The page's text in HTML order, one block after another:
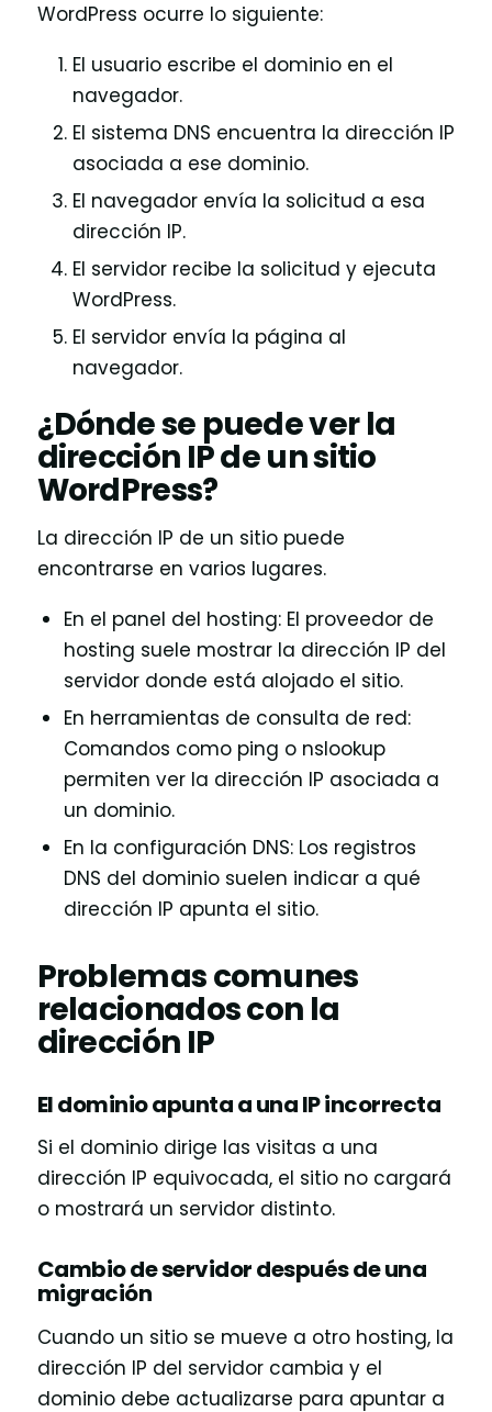
WordPress ocurre lo siguiente:
El usuario escribe el dominio en el
navegador.
El sistema DNS encuentra la dirección IP
asociada a ese dominio.
El navegador envía la solicitud a esa
dirección IP.
El servidor recibe la solicitud y ejecuta
WordPress.
El servidor envía la página al
navegador.
¿Dónde se puede ver la
dirección IP de un sitio
WordPress?
La dirección IP de un sitio puede
encontrarse en varios lugares.
En el panel del hosting: El proveedor de
hosting suele mostrar la dirección IP del
servidor donde está alojado el sitio.
En herramientas de consulta de red:
Comandos como ping o nslookup
permiten ver la dirección IP asociada a
un dominio.
En la configuración DNS: Los registros
DNS del dominio suelen indicar a qué
dirección IP apunta el sitio.
Problemas comunes
relacionados con la
dirección IP
El dominio apunta a una IP incorrecta
Si el dominio dirige las visitas a una
dirección IP equivocada, el sitio no cargará
o mostrará un servidor distinto.
Cambio de servidor después de una
migración
Cuando un sitio se mueve a otro hosting, la
dirección IP del servidor cambia y el
dominio debe actualizarse para apuntar a